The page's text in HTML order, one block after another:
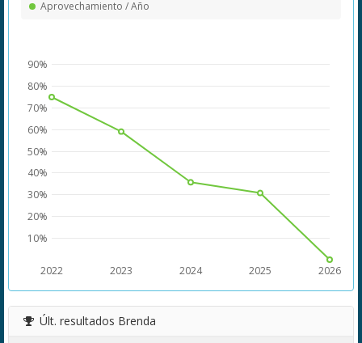
Aprovechamiento / Año
2022 2023 2024 2025 2026
10%
20%
30%
40%
50%
60%
70%
80%
90%
Últ. resultados Brenda